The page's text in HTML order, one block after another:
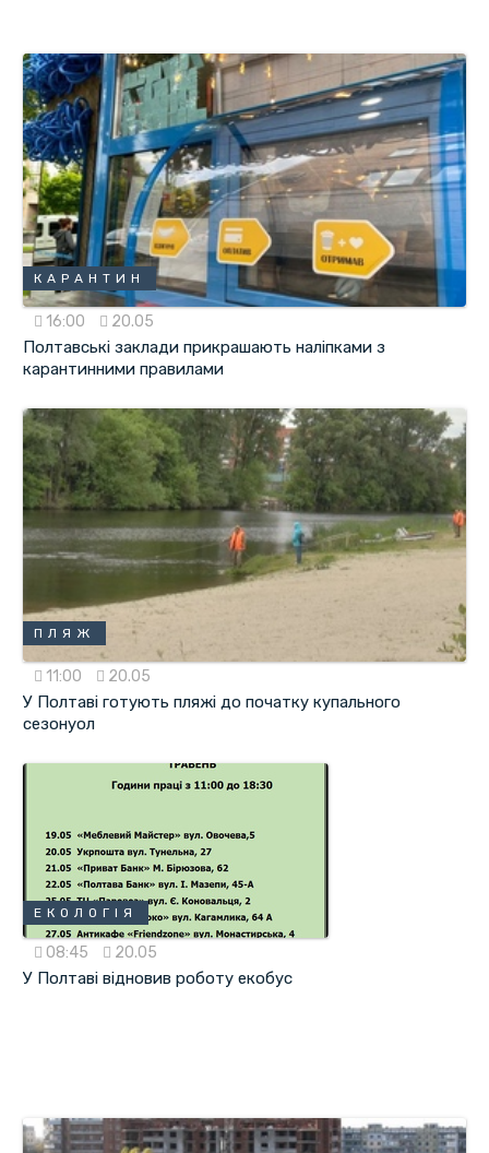
КАРАНТИН
16:00 20.05
Полтавські заклади прикрашають наліпками з
карантинними правилами
ПЛЯЖ
11:00 20.05
У Полтаві готують пляжі до початку купального
сезонуол
ЕКОЛОГІЯ
08:45 20.05
У Полтаві відновив роботу екобус